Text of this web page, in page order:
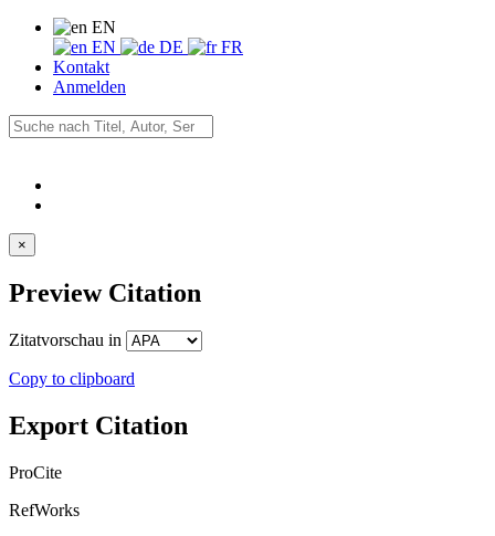
EN
EN
DE
FR
Kontakt
Anmelden
×
Preview Citation
Zitatvorschau in
Copy to clipboard
Export Citation
ProCite
RefWorks